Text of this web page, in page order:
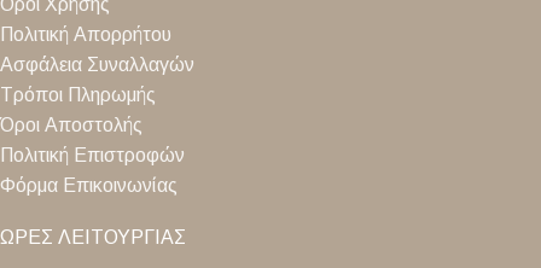
Όροι Χρήσης
Πολιτική Απορρήτου
Ασφάλεια Συναλλαγών
Τρόποι Πληρωμής
Όροι Αποστολής
Πολιτική Επιστροφών
Φόρμα Επικοινωνίας
ΩΡΕΣ ΛΕΙΤΟΥΡΓΙΑΣ